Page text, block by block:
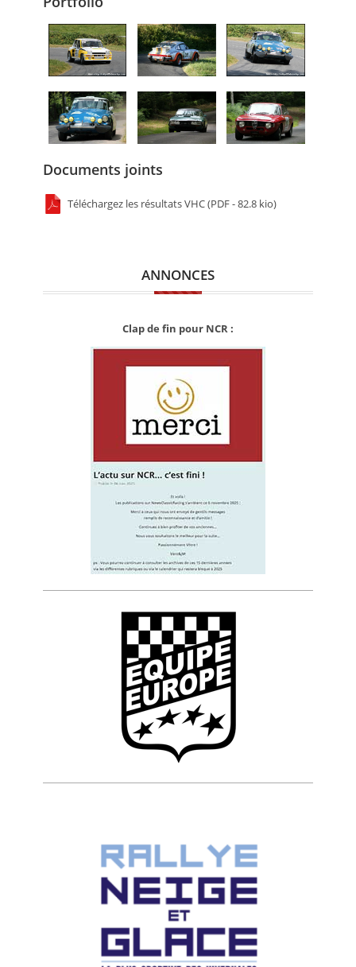
Documents joints
Téléchargez les résultats VHC (PDF - 82.8 kio)
ANNONCES
Clap de fin pour NCR :